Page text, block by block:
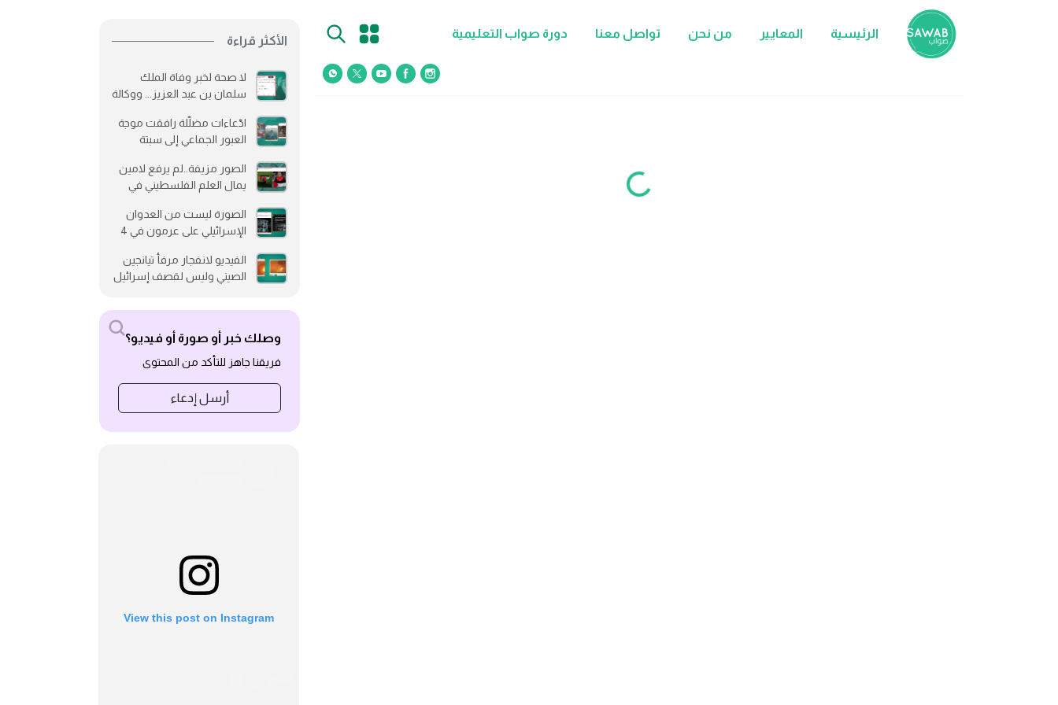
الرئيسية المعايير من نحن تواصل معنا دورة صواب التعليمية
الأكثر قراءة
لا صحة لخبر وفاة الملك
سلمان بن عبد العزيز... ووكالة
ادّعاءات مضلّلة رافقت موجة
العبور الجماعي إلى سبتة
الصور مزيفة..لم يرفع لامين
يمال العلم الفلسطيني في
الصورة ليست من العدوان
الإسرائيلي على عرمون في 4
الفيديو لانفجار مرفأ تيانجين
الصيني وليس لقصف إسرائيل
وصلك خبر أو صورة أو فيديو؟
فريقنا جاهز للتأكد من المحتوى
أرسل إدعاء
View this post on Instagram